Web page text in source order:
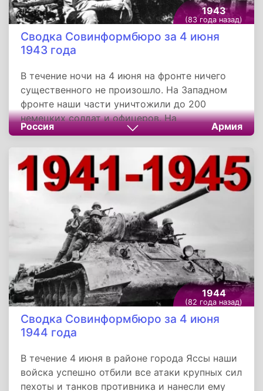
1943
(83 года назад)
Сводка Совинформбюро за 4 июня
1943 года
В течение ночи на 4 июня на фронте ничего
существенного не произошло. На Западном
фронте наши части уничтожили до 200
немецких солдат и офицеров. На
Ленинградском фронте наши
разведывательные отряды уничтожили более
100 вражеских солдат и нанесли
существенный урон противнику.
Партизанский отряд в одном из районов
Барановичской области пустил под откос 5
немецких воинских эшелонов.
Россия Армия
1944
(82 года назад)
Сводка Совинформбюро за 4 июня
1944 года
В течение 4 июня в районе города Яссы наши
войска успешно отбили все атаки крупных сил
пехоты и танков противника и нанесли ему